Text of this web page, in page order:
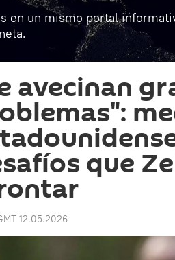
en un mismo portal
avecinan
que
12.05.2026